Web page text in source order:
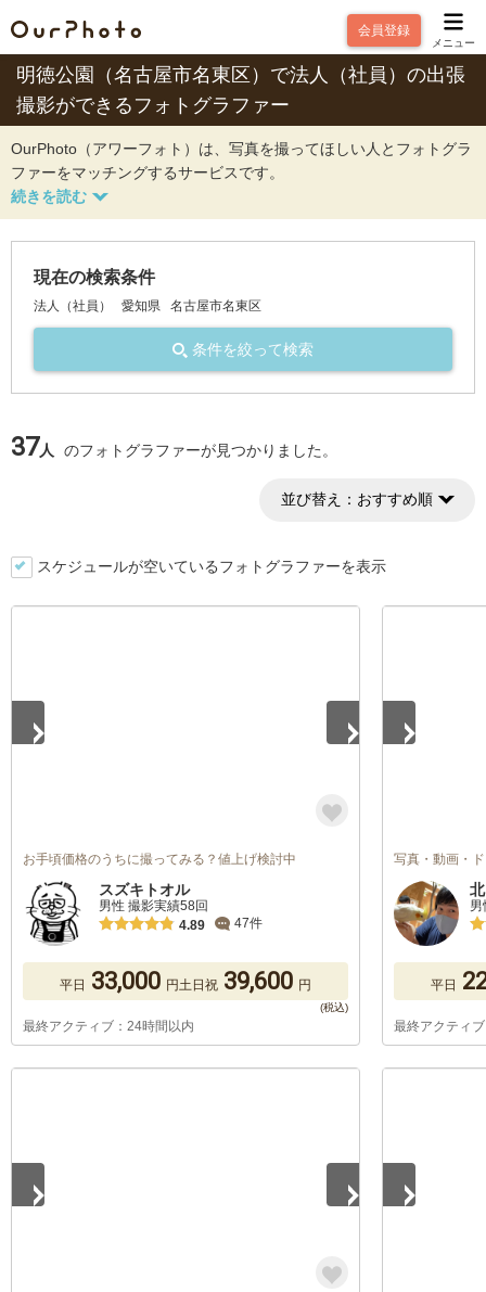
会員登録
メニュー
明徳公園（名古屋市名東区）で法人（社員）の出張
撮影ができるフォトグラファー
OurPhoto（アワーフォト）は、写真を撮ってほしい人とフォトグラ
ファーをマッチングするサービスです。
現在の検索条件
法人（社員） 愛知県 名古屋市名東区
条件を絞って検索
37人 のフォトグラファーが見つかりました。
並び替え： おすすめ順
スケジュールが空いているフォトグラファーを表示
お手頃価格のうちに撮ってみる？値上げ検討中
スズキトオル
男性 撮影実績58回
4.89
47件
平日 33,000 円土日祝 39,600 円
最終アクティブ：24時間以内
写真・動画・
平日
最終アクティ